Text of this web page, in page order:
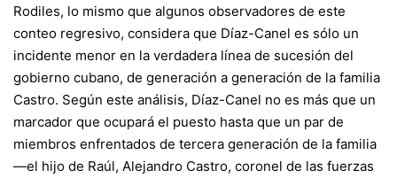
Rodiles, lo mismo que algunos observadores de este
conteo regresivo, considera que Díaz-Canel es sólo un
incidente menor en la verdadera línea de sucesión del
gobierno cubano, de generación a generación de la familia
Castro. Según este análisis, Díaz-Canel no es más que un
marcador que ocupará el puesto hasta que un par de
miembros enfrentados de tercera generación de la familia
—el hijo de Raúl, Alejandro Castro, coronel de las fuerzas